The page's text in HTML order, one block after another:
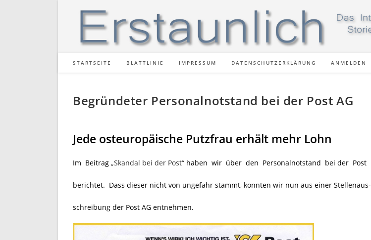
STARTSEITE BLATTLINIE IMPRESSUM DATENSCHUTZERKLÄRUNG ANMELDEN
Begründeter Personalnotstand bei der Post AG
Jede osteuropäische Putzfrau erhält mehr Lohn
Im Beitrag „Skandal bei der Post“ haben wir über den Personalnotstand bei der Post
berichtet. Dass dieser nicht von ungefähr stammt, konnten wir nun aus einer Stellenaus-
schreibung der Post AG entnehmen.